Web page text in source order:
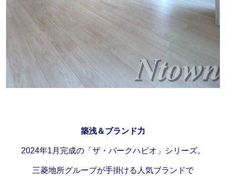
築浅＆ブランド力
2024年1月完成の「ザ・パークハビオ」シリーズ。
三菱地所グループが手掛ける人気ブランドで